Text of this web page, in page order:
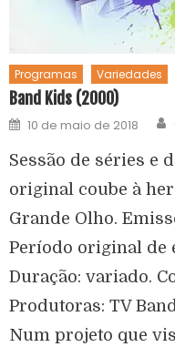
Programas Variedades
Band Kids (2000)
10 de maio de 2018
Sessão de séries e
original coube à
Grande Olho.
Período original de
Duração: variado.
Produtoras: TV
Num projeto que